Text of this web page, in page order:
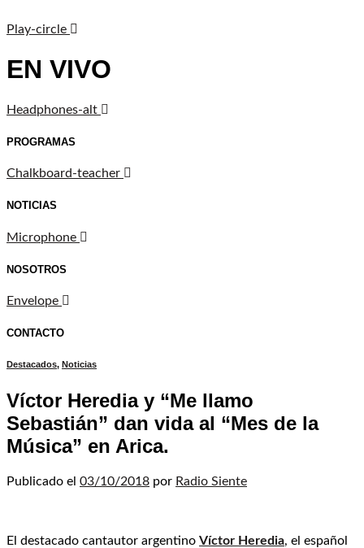
Play-circle
EN VIVO
Headphones-alt
PROGRAMAS
Chalkboard-teacher
NOTICIAS
Microphone
NOSOTROS
Envelope
CONTACTO
Destacados, Noticias
Víctor Heredia y “Me llamo
Sebastián” dan vida al “Mes de la
Música” en Arica.
Publicado el 03/10/2018 por Radio Siente
El destacado cantautor argentino Víctor Heredia, el español